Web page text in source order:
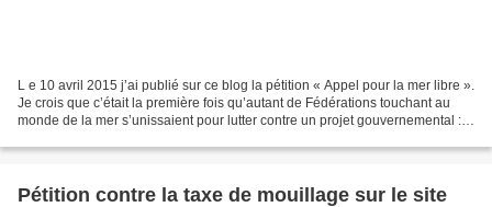
L e 10 avril 2015 j’ai publié sur ce blog la pétition « Appel pour la mer libre ».
Je crois que c’était la première fois qu’autant de Fédérations touchant au
monde de la mer s’unissaient pour lutter contre un projet gouvernemental :
Pétition contre la taxe de mouillage sur le site